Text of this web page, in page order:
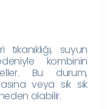
suyun
kombinin
Bu durum,
veya sık sık
olabilir.